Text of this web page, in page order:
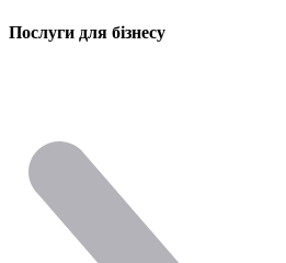
Послуги для бізнесу